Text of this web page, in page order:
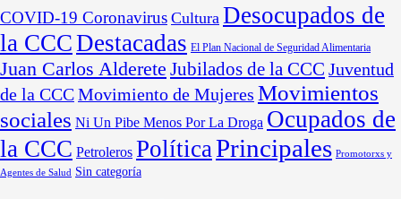
COVID-19 Coronavirus Cultura Desocupados de
la CCCDestacadas El Plan Nacional de Seguridad Alimentaria
Juan Carlos Alderete Jubilados de la CCC Juventud
de la CCCMovimiento de Mujeres Movimientos
sociales Ni Un Pibe Menos Por La Droga Ocupados de
la CCC Petroleros Política Principales Promotorxs y
Agentes de Salud
Sin categoría